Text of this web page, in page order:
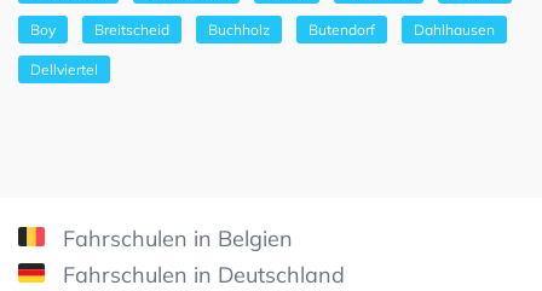
Boy Breitscheid Buchholz Butendorf Dahlhausen
Dellviertel
Fahrschulen in Belgien
Fahrschulen in Deutschland